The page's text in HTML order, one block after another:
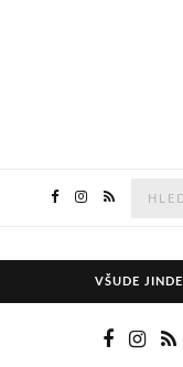
VŠUDE JINDE